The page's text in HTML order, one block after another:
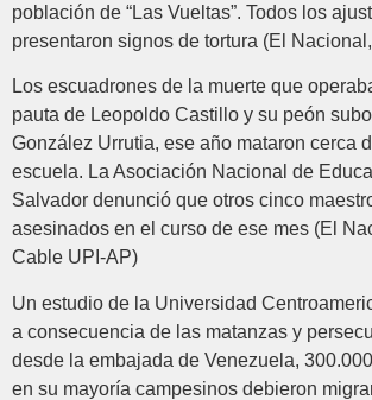
población de “Las Vueltas”. Todos los
presentaron signos de tortura (El
Los escuadrones de la muerte que
pauta de Leopoldo Castillo y su peón
González Urrutia, ese año mataron cerca
escuela. La Asociación Nacional de
Salvador denunció que otros cinco
asesinados en el curso de ese mes (El
Cable UPI-AP)
Un estudio de la Universidad
a consecuencia de las matanzas y
desde la embajada de Venezuela,
en su mayoría campesinos debieron